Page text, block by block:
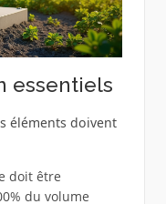
essentiels
éléments doivent
doit être
du volume